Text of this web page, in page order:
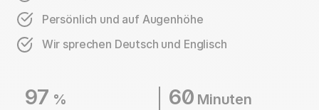
Persönlich und auf Augenhöhe
Wir sprechen Deutsch und Englisch
97 % 60 Minuten